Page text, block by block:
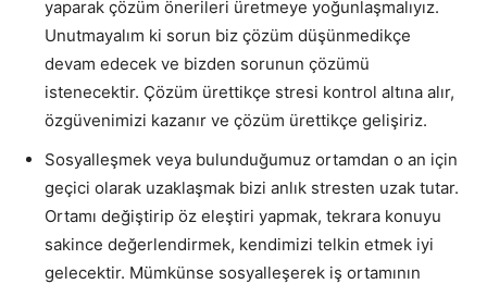
yaparak çözüm önerileri üretmeye yoğunlaşmalıyız.
Unutmayalım ki sorun biz çözüm düşünmedikçe
devam edecek ve bizden sorunun çözümü
istenecektir. Çözüm ürettikçe stresi kontrol altına alır,
özgüvenimizi kazanır ve çözüm ürettikçe gelişiriz.
Sosyalleşmek veya bulunduğumuz ortamdan o an için
geçici olarak uzaklaşmak bizi anlık stresten uzak tutar.
Ortamı değiştirip öz eleştiri yapmak, tekrara konuyu
sakince değerlendirmek, kendimizi telkin etmek iyi
gelecektir. Mümkünse sosyalleşerek iş ortamının